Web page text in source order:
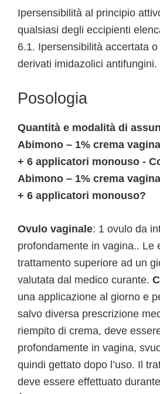
Ipersensibilità al principio
qualsiasi degli eccipienti
6.1. Ipersensibilità accertata
derivati imidazolici antifungini.
Posologia
Quantità e modalità di
Abimono – 1% crema
+ 6 applicatori monouso -
Abimono – 1% crema
+ 6 applicatori monouso?
Ovulo vaginale: 1 ovulo da
profondamente in vagina.. Le
trattamento superiore ad un
valutata dal medico curante.
una applicazione al giorno e
salvo diversa prescrizione
riempito di crema, deve
profondamente in vagina,
quindi gettato dopo l’uso. Il
deve essere effettuato